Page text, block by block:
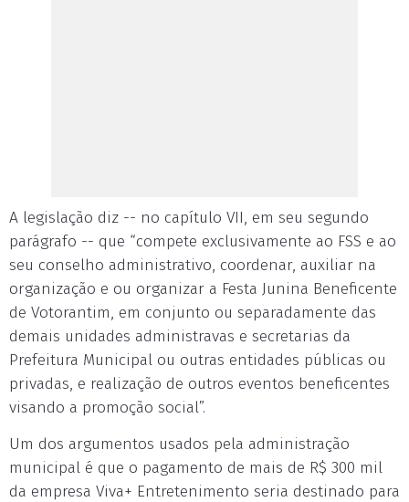
A legislação diz -- no capítulo VII, em seu segundo
parágrafo -- que “compete exclusivamente ao FSS e ao
seu conselho administrativo, coordenar, auxiliar na
organização e ou organizar a Festa Junina Beneficente
de Votorantim, em conjunto ou separadamente das
demais unidades administravas e secretarias da
Prefeitura Municipal ou outras entidades públicas ou
privadas, e realização de outros eventos beneficentes
visando a promoção social”.
Um dos argumentos usados pela administração
municipal é que o pagamento de mais de R$ 300 mil
da empresa Viva+ Entretenimento seria destinado para